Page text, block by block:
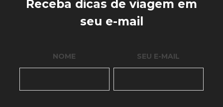
Receba dicas de viagem em
seu e-mail
NOME SEU E-MAIL